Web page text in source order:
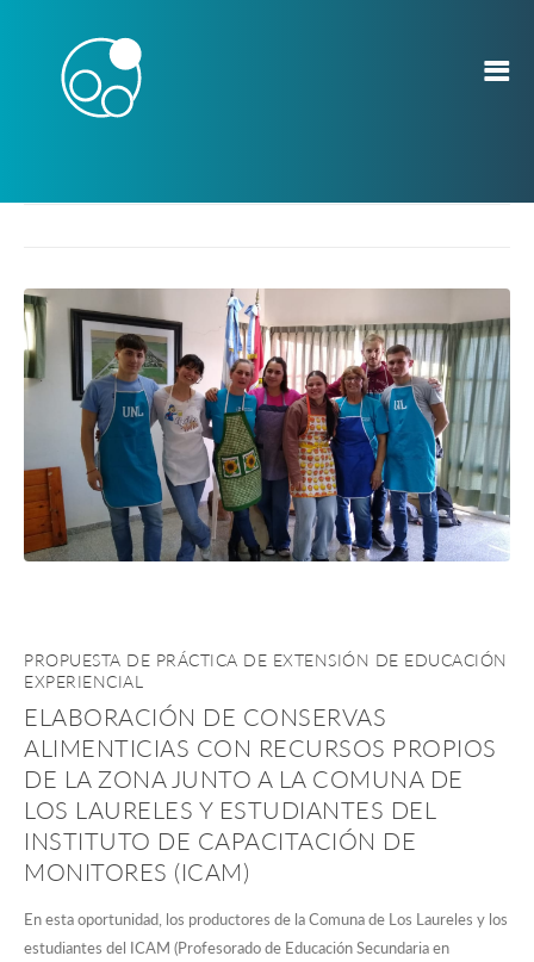
PROPUESTA DE PRÁCTICA DE EXTENSIÓN DE EDUCACIÓN
EXPERIENCIAL
ELABORACIÓN DE CONSERVAS
ALIMENTICIAS CON RECURSOS PROPIOS
DE LA ZONA JUNTO A LA COMUNA DE
LOS LAURELES Y ESTUDIANTES DEL
INSTITUTO DE CAPACITACIÓN DE
MONITORES (ICAM)
En esta oportunidad, los productores de la Comuna de Los Laureles y los
estudiantes del ICAM (Profesorado de Educación Secundaria en